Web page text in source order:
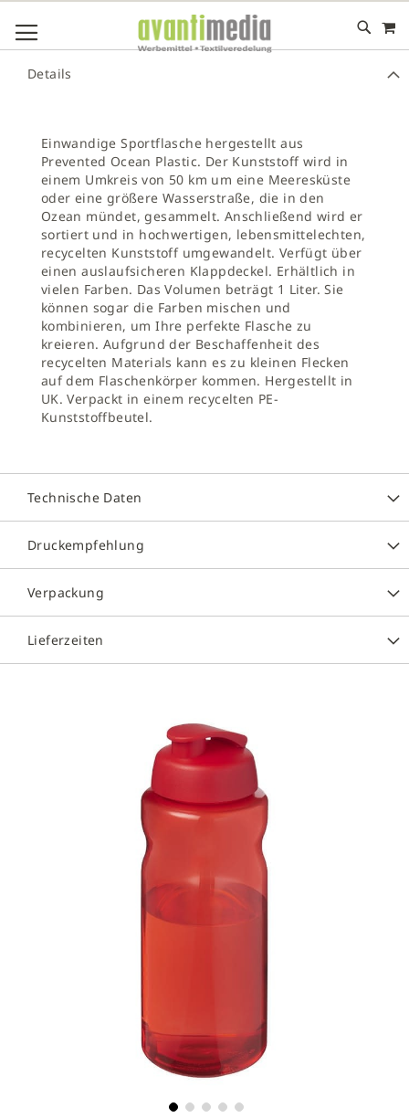
DIREKT
ZUM
# DRÜCKEN SIE DIE EINGABETASTE, UM DIE SUCHE ZU
Ende
der
Bildergalerie
springen
Details
Einwandige Sportflasche hergestellt aus
Prevented Ocean Plastic. Der Kunststoff wird in
einem Umkreis von 50 km um eine Meeresküste
oder eine größere Wasserstraße, die in den
Ozean mündet, gesammelt. Anschließend wird er
sortiert und in hochwertigen, lebensmittelechten,
recycelten Kunststoff umgewandelt. Verfügt über
einen auslaufsicheren Klappdeckel. Erhältlich in
vielen Farben. Das Volumen beträgt 1 Liter. Sie
können sogar die Farben mischen und
kombinieren, um Ihre perfekte Flasche zu
kreieren. Aufgrund der Beschaffenheit des
recycelten Materials kann es zu kleinen Flecken
auf dem Flaschenkörper kommen. Hergestellt in
UK. Verpackt in einem recycelten PE-
Kunststoffbeutel.
Technische Daten
Druckempfehlung
Verpackung
Lieferzeiten